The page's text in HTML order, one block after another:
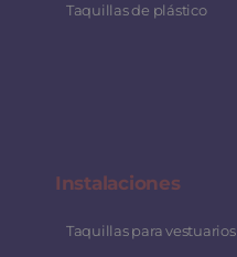
Taquillas de plástico
Instalaciones
Taquillas para vestuarios